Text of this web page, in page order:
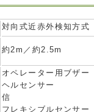
対向式近赤外検知方式
約2m／約2.5m
オペレーター用ブザー
ヘルセンサー
信
フレキシブルセンサー